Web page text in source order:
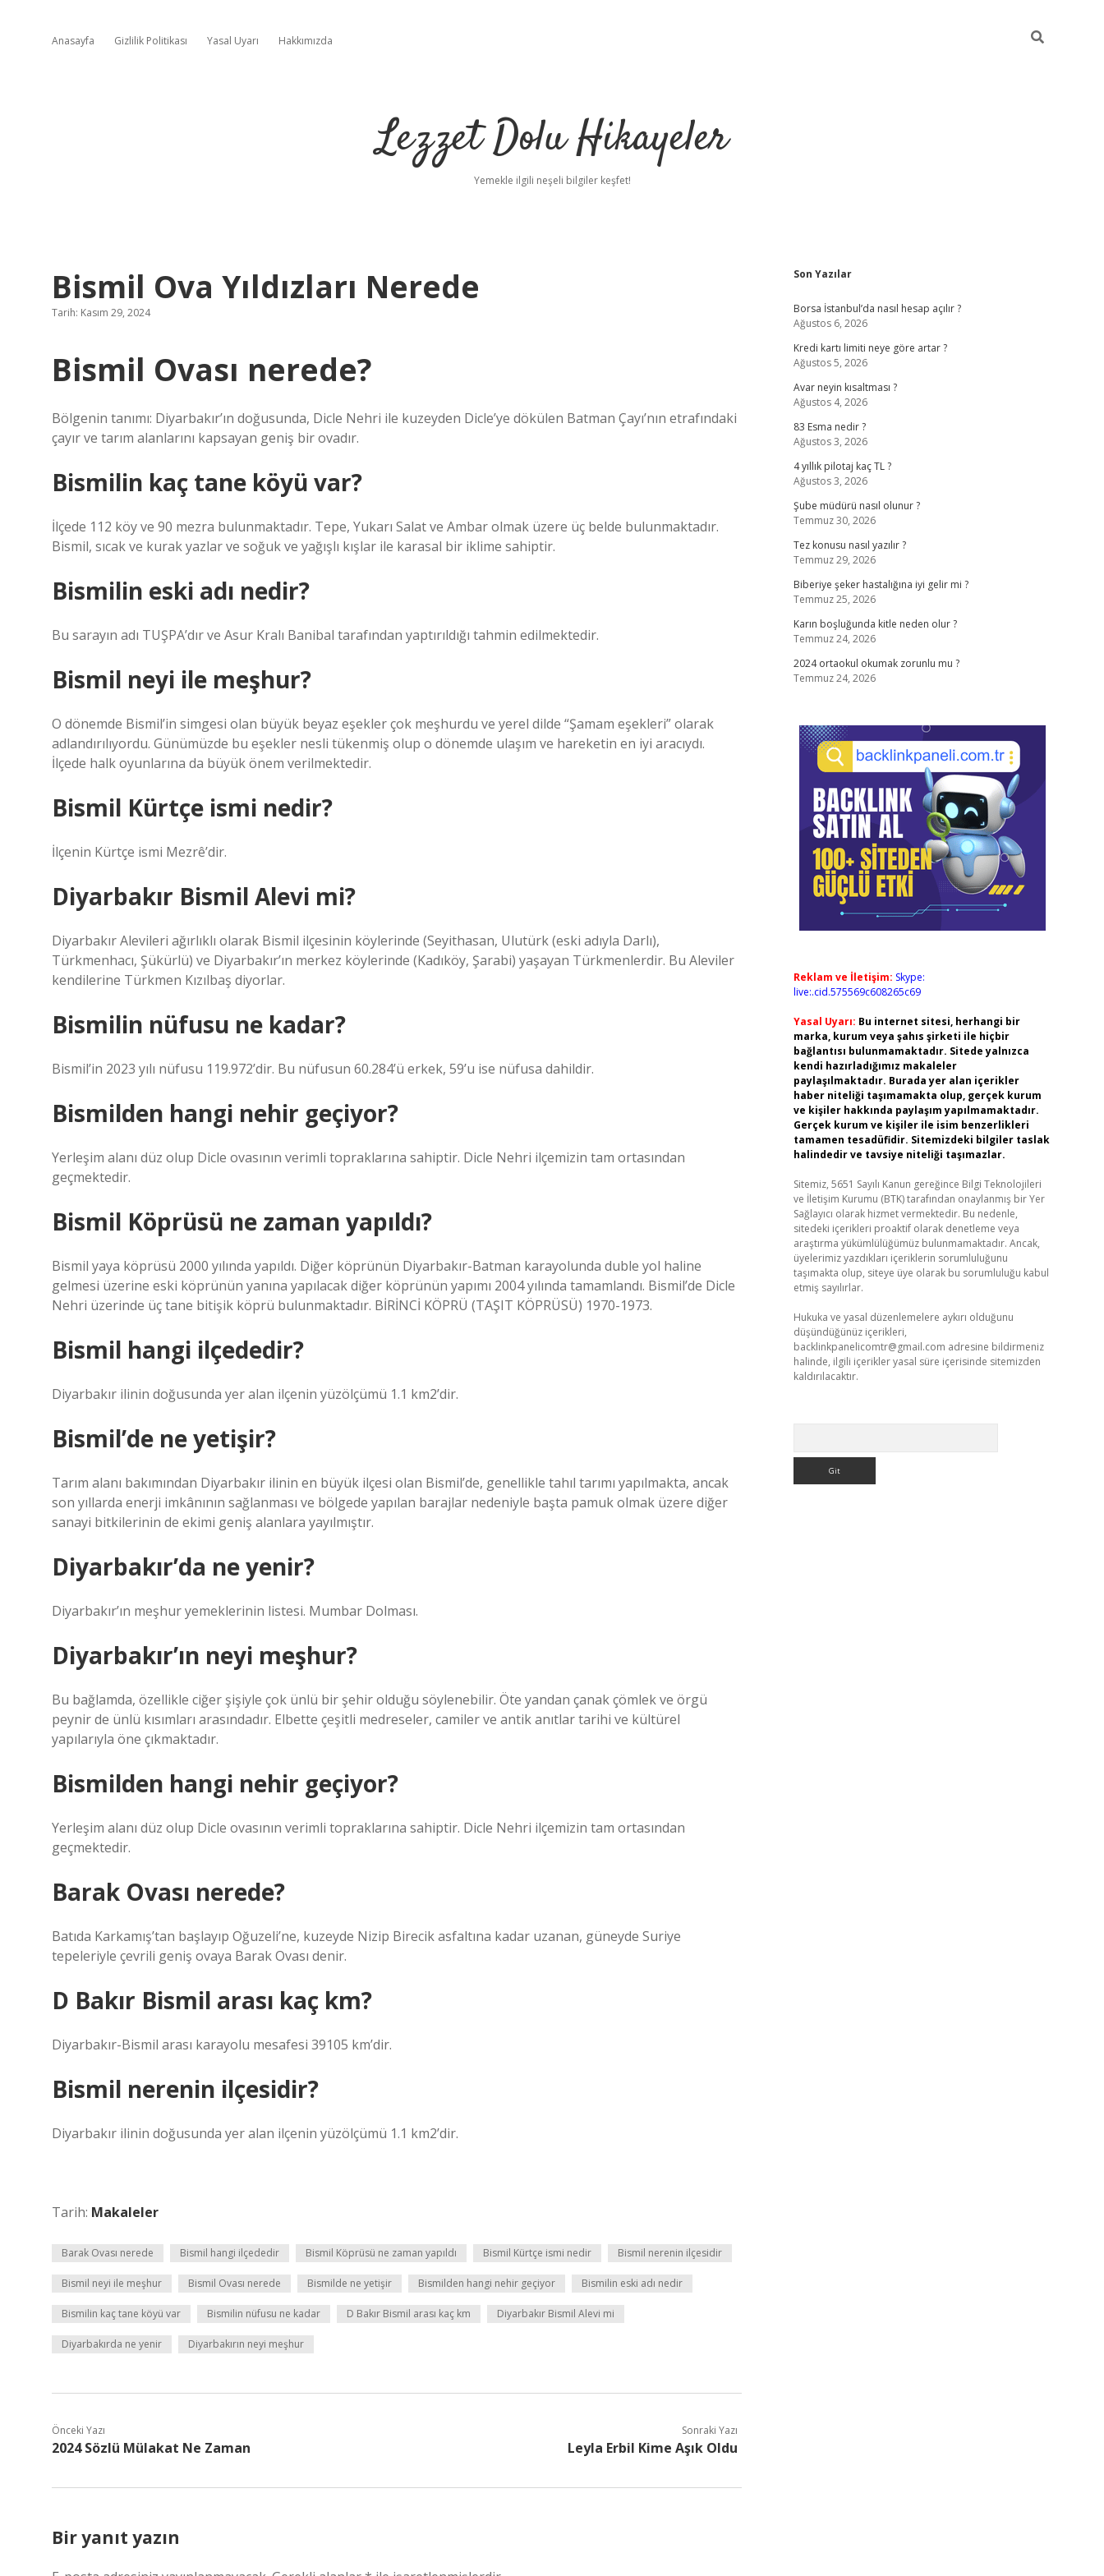
Anasayfa Gizlilik Politikası Yasal Uyarı Hakkımızda
Lezzet Dolu Hikayeler
Yemekle ilgili neşeli bilgiler keşfet!
Bismil Ova Yıldızları Nerede
Tarih: Kasım 29, 2024
Bismil Ovası nerede?
Bölgenin tanımı: Diyarbakır’ın doğusunda, Dicle Nehri ile kuzeyden Dicle’ye dökülen Batman Çayı’nın etrafındaki
çayır ve tarım alanlarını kapsayan geniş bir ovadır.
Bismilin kaç tane köyü var?
İlçede 112 köy ve 90 mezra bulunmaktadır. Tepe, Yukarı Salat ve Ambar olmak üzere üç belde bulunmaktadır.
Bismil, sıcak ve kurak yazlar ve soğuk ve yağışlı kışlar ile karasal bir iklime sahiptir.
Bismilin eski adı nedir?
Bu sarayın adı TUŞPA’dır ve Asur Kralı Banibal tarafından yaptırıldığı tahmin edilmektedir.
Bismil neyi ile meşhur?
O dönemde Bismil’in simgesi olan büyük beyaz eşekler çok meşhurdu ve yerel dilde “Şamam eşekleri” olarak
adlandırılıyordu. Günümüzde bu eşekler nesli tükenmiş olup o dönemde ulaşım ve hareketin en iyi aracıydı.
İlçede halk oyunlarına da büyük önem verilmektedir.
Bismil Kürtçe ismi nedir?
İlçenin Kürtçe ismi Mezrê’dir.
Diyarbakır Bismil Alevi mi?
Diyarbakır Alevileri ağırlıklı olarak Bismil ilçesinin köylerinde (Seyithasan, Ulutürk (eski adıyla Darlı),
Türkmenhacı, Şükürlü) ve Diyarbakır’ın merkez köylerinde (Kadıköy, Şarabi) yaşayan Türkmenlerdir. Bu Aleviler
kendilerine Türkmen Kızılbaş diyorlar.
Bismilin nüfusu ne kadar?
Bismil’in 2023 yılı nüfusu 119.972’dir. Bu nüfusun 60.284’ü erkek, 59’u ise nüfusa dahildir.
Bismilden hangi nehir geçiyor?
Yerleşim alanı düz olup Dicle ovasının verimli topraklarına sahiptir. Dicle Nehri ilçemizin tam ortasından
geçmektedir.
Bismil Köprüsü ne zaman yapıldı?
Bismil yaya köprüsü 2000 yılında yapıldı. Diğer köprünün Diyarbakır-Batman karayolunda duble yol haline
gelmesi üzerine eski köprünün yanına yapılacak diğer köprünün yapımı 2004 yılında tamamlandı. Bismil’de Dicle
Nehri üzerinde üç tane bitişik köprü bulunmaktadır. BİRİNCİ KÖPRÜ (TAŞIT KÖPRÜSÜ) 1970-1973.
Bismil hangi ilçededir?
Diyarbakır ilinin doğusunda yer alan ilçenin yüzölçümü 1.1 km2’dir.
Bismil’de ne yetişir?
Tarım alanı bakımından Diyarbakır ilinin en büyük ilçesi olan Bismil’de, genellikle tahıl tarımı yapılmakta, ancak
son yıllarda enerji imkânının sağlanması ve bölgede yapılan barajlar nedeniyle başta pamuk olmak üzere diğer
sanayi bitkilerinin de ekimi geniş alanlara yayılmıştır.
Diyarbakır’da ne yenir?
Diyarbakır’ın meşhur yemeklerinin listesi. Mumbar Dolması.
Diyarbakır’ın neyi meşhur?
Bu bağlamda, özellikle ciğer şişiyle çok ünlü bir şehir olduğu söylenebilir. Öte yandan çanak çömlek ve örgü
peynir de ünlü kısımları arasındadır. Elbette çeşitli medreseler, camiler ve antik anıtlar tarihi ve kültürel
yapılarıyla öne çıkmaktadır.
Bismilden hangi nehir geçiyor?
Yerleşim alanı düz olup Dicle ovasının verimli topraklarına sahiptir. Dicle Nehri ilçemizin tam ortasından
geçmektedir.
Barak Ovası nerede?
Batıda Karkamış’tan başlayıp Oğuzeli’ne, kuzeyde Nizip Birecik asfaltına kadar uzanan, güneyde Suriye
tepeleriyle çevrili geniş ovaya Barak Ovası denir.
D Bakır Bismil arası kaç km?
Diyarbakır-Bismil arası karayolu mesafesi 39105 km’dir.
Bismil nerenin ilçesidir?
Diyarbakır ilinin doğusunda yer alan ilçenin yüzölçümü 1.1 km2’dir.
Tarih: Makaleler
Barak Ovası nerede Bismil hangi ilçededir Bismil Köprüsü ne zaman yapıldı Bismil Kürtçe ismi nedir Bismil nerenin ilçesidir
Bismil neyi ile meşhur Bismil Ovası nerede Bismilde ne yetişir Bismilden hangi nehir geçiyor Bismilin eski adı nedir
Bismilin kaç tane köyü var Bismilin nüfusu ne kadar D Bakır Bismil arası kaç km Diyarbakır Bismil Alevi mi
Diyarbakırda ne yenir Diyarbakırın neyi meşhur
Önceki Yazı
2024 Sözlü Mülakat Ne Zaman
Sonraki Yazı
Leyla Erbil Kime Aşık Oldu
Bir yanıt yazın
Sidebar
Son Yazılar
Borsa İstanbul’da nasıl hesap açılır ?
Ağustos 6, 2026
Kredi kartı limiti neye göre artar ?
Ağustos 5, 2026
Avar neyin kısaltması ?
Ağustos 4, 2026
83 Esma nedir ?
Ağustos 3, 2026
4 yıllık pilotaj kaç TL ?
Ağustos 3, 2026
Şube müdürü nasıl olunur ?
Temmuz 30, 2026
Tez konusu nasıl yazılır ?
Temmuz 29, 2026
Biberiye şeker hastalığına iyi gelir mi ?
Temmuz 25, 2026
Karın boşluğunda kitle neden olur ?
Temmuz 24, 2026
2024 ortaokul okumak zorunlu mu ?
Temmuz 24, 2026
Reklam ve İletişim: Skype:
live:.cid.575569c608265c69
Yasal Uyarı: Bu internet sitesi, herhangi bir
marka, kurum veya şahıs şirketi ile hiçbir
bağlantısı bulunmamaktadır. Sitede yalnızca
kendi hazırladığımız makaleler
paylaşılmaktadır. Burada yer alan içerikler
haber niteliği taşımamakta olup, gerçek kurum
ve kişiler hakkında paylaşım yapılmamaktadır.
Gerçek kurum ve kişiler ile isim benzerlikleri
tamamen tesadüfidir. Sitemizdeki bilgiler taslak
halindedir ve tavsiye niteliği taşımazlar.
Sitemiz, 5651 Sayılı Kanun gereğince Bilgi Teknolojileri
ve İletişim Kurumu (BTK) tarafından onaylanmış bir Yer
Sağlayıcı olarak hizmet vermektedir. Bu nedenle,
sitedeki içerikleri proaktif olarak denetleme veya
araştırma yükümlülüğümüz bulunmamaktadır. Ancak,
üyelerimiz yazdıkları içeriklerin sorumluluğunu
taşımakta olup, siteye üye olarak bu sorumluluğu kabul
etmiş sayılırlar.
Hukuka ve yasal düzenlemelere aykırı olduğunu
düşündüğünüz içerikleri,
backlinkpanelicomtr@gmail.com adresine bildirmeniz
halinde, ilgili içerikler yasal süre içerisinde sitemizden
kaldırılacaktır.